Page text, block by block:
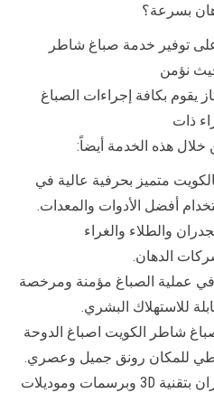
بسرعة؟
توفير خدمة صباغ شاطر
نؤمن
بكافة إجراءات الصباغ
ذات
خلال هذه الخدمة أيضاً:
متميز بحرفية عالية في
أفضل الأدوات والمعدات.
والطلاء والغراء
الدهان.
في عملية الصباغ مؤمنة ومرخصة
للاستهلاك البشري.
شاطر الكويت اصباغ الدوحة
للمكان رونق جميل وعصري.
نستخدم رولات وراق جدران بتقنية 3D وبرسمات وموديلات